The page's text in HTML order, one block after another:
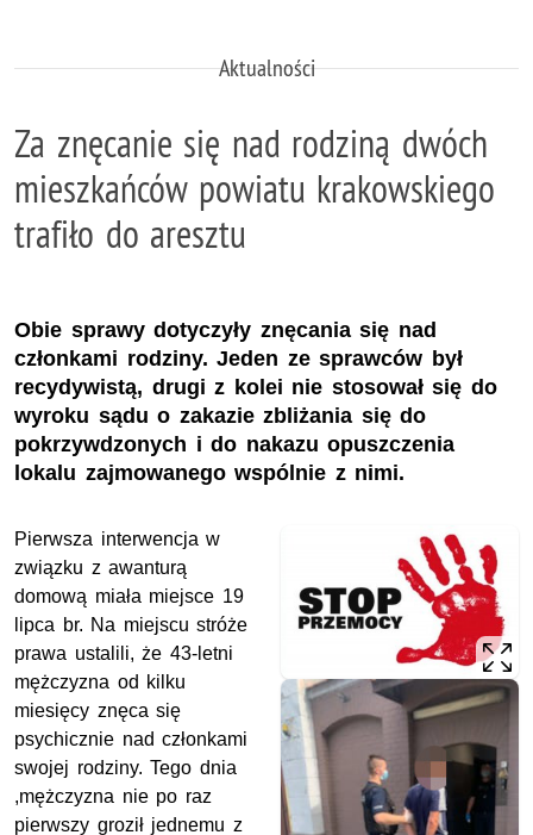
Aktualności
Za znęcanie się nad rodziną dwóch
mieszkańców powiatu krakowskiego
trafiło do aresztu
Obie sprawy dotyczyły znęcania się nad
członkami rodziny. Jeden ze sprawców był
recydywistą, drugi z kolei nie stosował się do
wyroku sądu o zakazie zbliżania się do
pokrzywdzonych i do nakazu opuszczenia
lokalu zajmowanego wspólnie z nimi.
Pierwsza interwencja w
związku z awanturą
domową miała miejsce 19
lipca br. Na miejscu stróże
prawa ustalili, że 43-letni
mężczyzna od kilku
miesięcy znęca się
psychicznie nad członkami
swojej rodziny. Tego dnia
,mężczyzna nie po raz
pierwszy groził jednemu z